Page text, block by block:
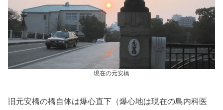
現在の元安橋
旧元安橋の橋自体は爆心直下（爆心地は現在の島内科医